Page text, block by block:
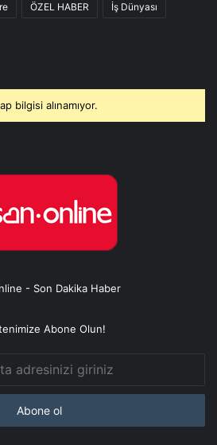
ÖZEL HABER İş Dünyası
bilgisi alınamıyor.
- Son Dakika Haber
Abone Olun!